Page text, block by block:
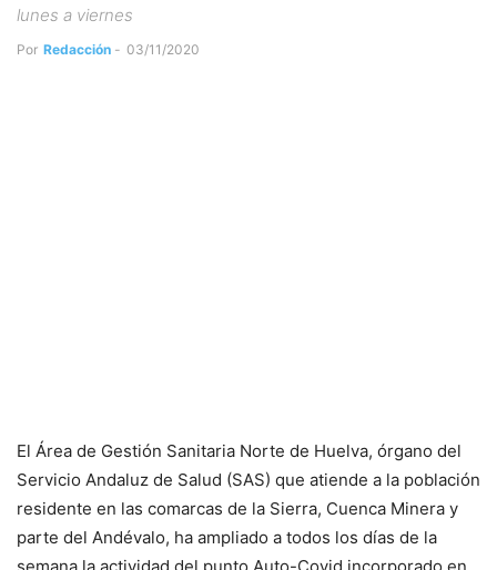
lunes a viernes
Por Redacción - 03/11/2020
El Área de Gestión Sanitaria Norte de Huelva, órgano del
Servicio Andaluz de Salud (SAS) que atiende a la población
residente en las comarcas de la Sierra, Cuenca Minera y
parte del Andévalo, ha ampliado a todos los días de la